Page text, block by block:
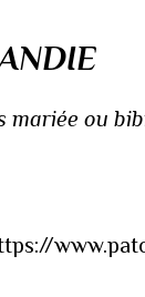
mariée ou